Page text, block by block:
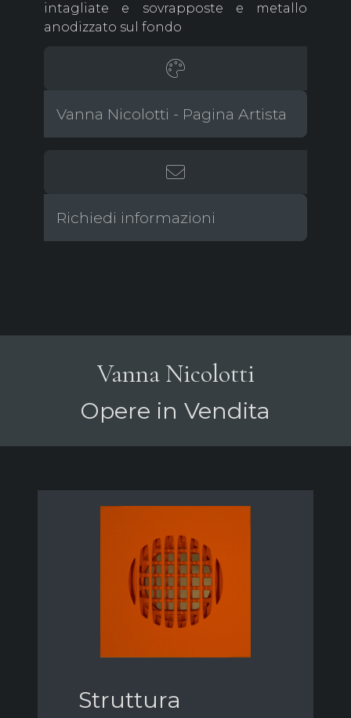
intagliate e sovrapposte e metallo
anodizzato sul fondo
Vanna Nicolotti - Pagina Artista
Richiedi informazioni
Vanna Nicolotti
Opere in Vendita
Struttura